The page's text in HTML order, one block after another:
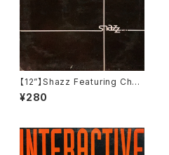
【12”】Shazz Featuring Char
maine King / Carry On (Col
umbia) (COL 666861-6)
¥280